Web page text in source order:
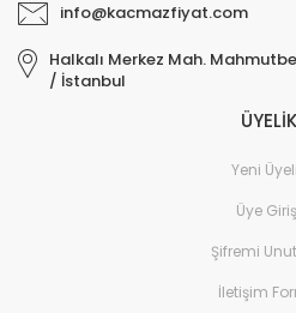
info@kacmazfiyat.com
Halkalı Merkez Mah.
/ İstanbul
ÜYELİK
Yeni
Üye
Şifremi
İletişim